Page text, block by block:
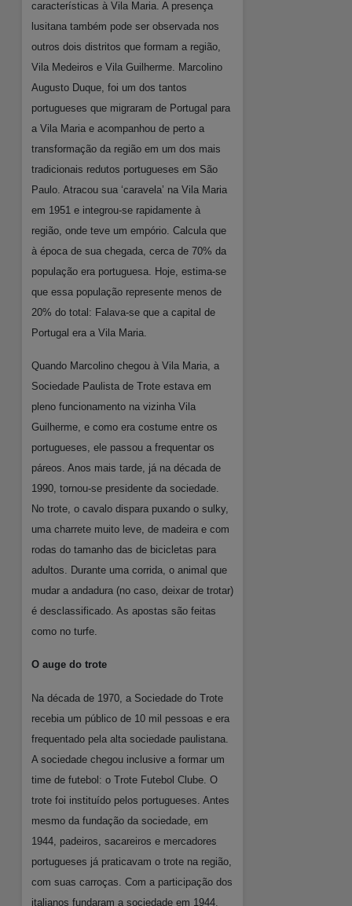
características à Vila Maria. A presença
lusitana também pode ser observada nos
outros dois distritos que formam a região,
Vila Medeiros e Vila Guilherme. Marcolino
Augusto Duque, foi um dos tantos
portugueses que migraram de Portugal para
a Vila Maria e acompanhou de perto a
transformação da região em um dos mais
tradicionais redutos portugueses em São
Paulo. Atracou sua ‘caravela’ na Vila Maria
em 1951 e integrou-se rapidamente à
região, onde teve um empório. Calcula que
à época de sua chegada, cerca de 70% da
população era portuguesa. Hoje, estima-se
que essa população represente menos de
20% do total: Falava-se que a capital de
Portugal era a Vila Maria.
Quando Marcolino chegou à Vila Maria, a
Sociedade Paulista de Trote estava em
pleno funcionamento na vizinha Vila
Guilherme, e como era costume entre os
portugueses, ele passou a frequentar os
páreos. Anos mais tarde, já na década de
1990, tornou-se presidente da sociedade.
No trote, o cavalo dispara puxando o sulky,
uma charrete muito leve, de madeira e com
rodas do tamanho das de bicicletas para
adultos. Durante uma corrida, o animal que
mudar a andadura (no caso, deixar de trotar)
é desclassificado. As apostas são feitas
como no turfe.
O auge do trote
Na década de 1970, a Sociedade do Trote
recebia um público de 10 mil pessoas e era
frequentado pela alta sociedade paulistana.
A sociedade chegou inclusive a formar um
time de futebol: o Trote Futebol Clube. O
trote foi instituído pelos portugueses. Antes
mesmo da fundação da sociedade, em
1944, padeiros, sacareiros e mercadores
portugueses já praticavam o trote na região,
com suas carroças. Com a participação dos
italianos fundaram a sociedade em 1944.